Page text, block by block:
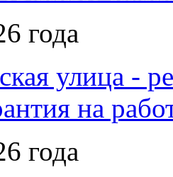
года
улица -
на
года